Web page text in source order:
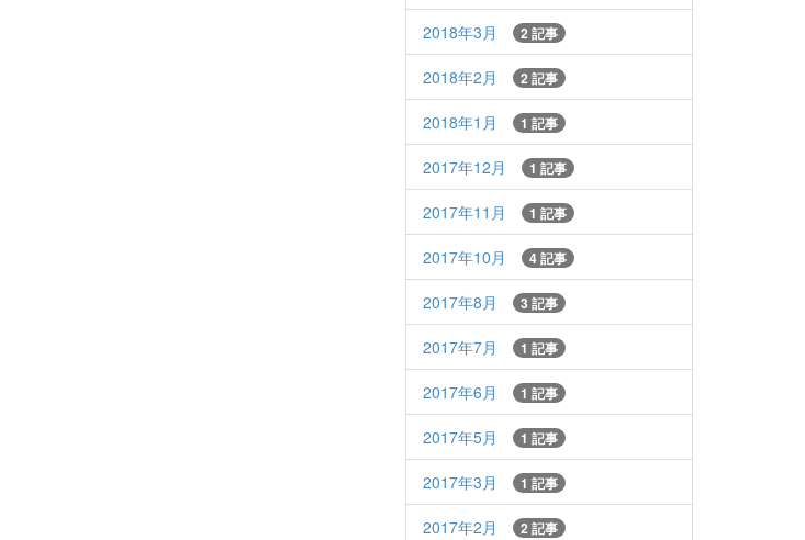
2018年3月 2 記事
2018年2月 2 記事
2018年1月 1 記事
2017年12月 1 記事
2017年11月 1 記事
2017年10月 4 記事
2017年8月 3 記事
2017年7月 1 記事
2017年6月 1 記事
2017年5月 1 記事
2017年3月 1 記事
2017年2月 2 記事